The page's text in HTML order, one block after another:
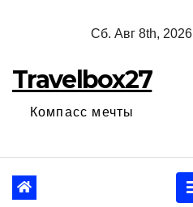
Сб. Авг 8th, 2026
Travelbox27
Компасс мечты